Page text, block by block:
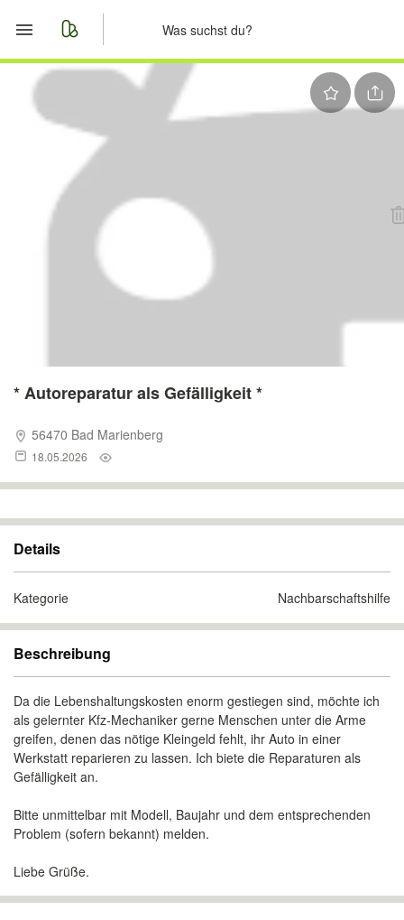
Merkliste
Nachrichten
Anzeige aufgeben
* Autoreparatur als Gefälligkeit *
56470 Bad Marienberg
18.05.2026
Details
Kategorie Nachbarschaftshilfe
Beschreibung
Da die Lebenshaltungskosten enorm gestiegen sind, möchte ich
als gelernter Kfz-Mechaniker gerne Menschen unter die Arme
greifen, denen das nötige Kleingeld fehlt, ihr Auto in einer
Werkstatt reparieren zu lassen. Ich biete die Reparaturen als
Gefälligkeit an.
Bitte unmittelbar mit Modell, Baujahr und dem entsprechenden
Problem (sofern bekannt) melden.
Liebe Grüße.